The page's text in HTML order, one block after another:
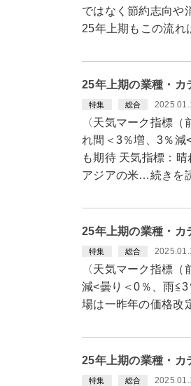
ではなく節約志向や
25年上期もこの流
25年上期の業種・カ
特集 総合
〈天気マーク指標
れ間＜3％増、3％
も期待 天気指標：
アジアの米…続きを
25年上期の業種・カ
特集 総合
〈天気マーク指標
減<曇り＜0％、雨
場は一昨年の価格改
25年上期の業種・カ
特集 総合